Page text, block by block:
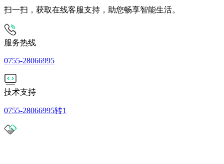
扫一扫，获取在线客服支持，助您畅享智能生活。
服务热线
0755-28066995
技术支持
0755-28066995转1